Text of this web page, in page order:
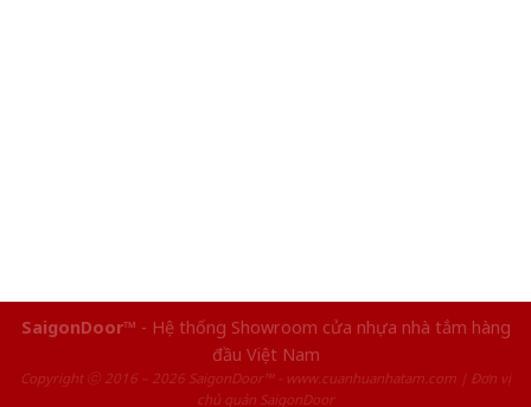
SaigonDoor™ - Hệ thống Showroom cửa nhựa nhà tắm hàng
đầu Việt Nam
Copyright ⓒ 2016 – 2026 SaigonDoor™ - www.cuanhuanhatam.com | Đơn vị
chủ quản SaigonDoor